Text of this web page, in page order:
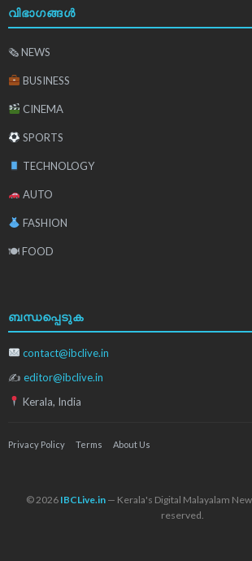
വിഭാഗങ്ങൾ
🗞 NEWS
BUSINESS
CINEMA
SPORTS
TECHNOLOGY
AUTO
FASHION
🍽 FOOD
ബന്ധപ്പെടുക
contact@ibclive.in
✍ editor@ibclive.in
Kerala, India
Privacy Policy Terms About Us
© 2026 IBCLive.in— Kerala's Digital Malayalam
reserved.